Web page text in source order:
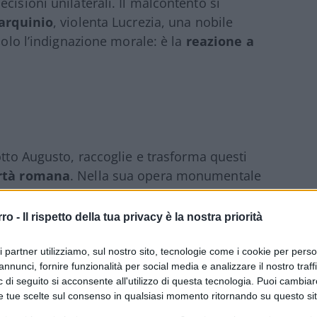
- Il rispetto della tua privacy è la nostra priorità
partner utilizziamo, sul nostro sito, tecnologie come i cookie per
fornire funzionalità per social media e analizzare il nostro
di seguito si acconsente all'utilizzo di questa tecnologia. Puoi
tue scelte sul consenso in qualsiasi momento ritornando su questo
, violenta Lucrezia, una nobile
l’indignazione morale: è la reazione a
Augusto, raccoglie e trasforma questi
romana. Nella sua opera monumentale
nascita della Repubblica non come
e politica: i popoli tollerano il potere
. A tal proposito, ha annotato:
gestas”(“Da questo momento in poi, il
pace e in guerra”